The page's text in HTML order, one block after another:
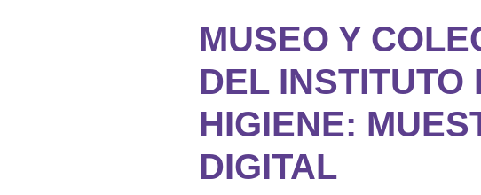
MUSEO Y
DEL INSTITUTO
HIGIENE:
DIGITAL